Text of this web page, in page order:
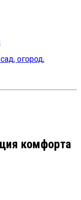
и птицеводство
комфорта